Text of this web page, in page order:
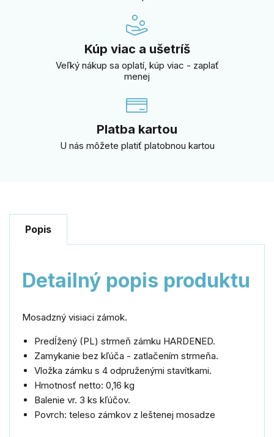
Kúp viac a ušetríš
Veľký nákup sa oplatí, kúp viac - zaplať
menej
Platba kartou
U nás môžete platiť platobnou kartou
Popis
Detailný popis produktu
Mosadzný visiaci zámok.
Predĺžený (PL) strmeň zámku HARDENED.
Zamykanie bez kľúča - zatlačením strmeňa.
Vložka zámku s 4 odpruženými stavítkami.
Hmotnosť netto: 0,16 kg
Balenie vr. 3 ks kľúčov.
Povrch: teleso zámkov z leštenej mosadze